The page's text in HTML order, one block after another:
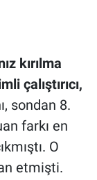
kırılma
çalıştırıcı,
sondan 8.
farkı en
O
etmişti.